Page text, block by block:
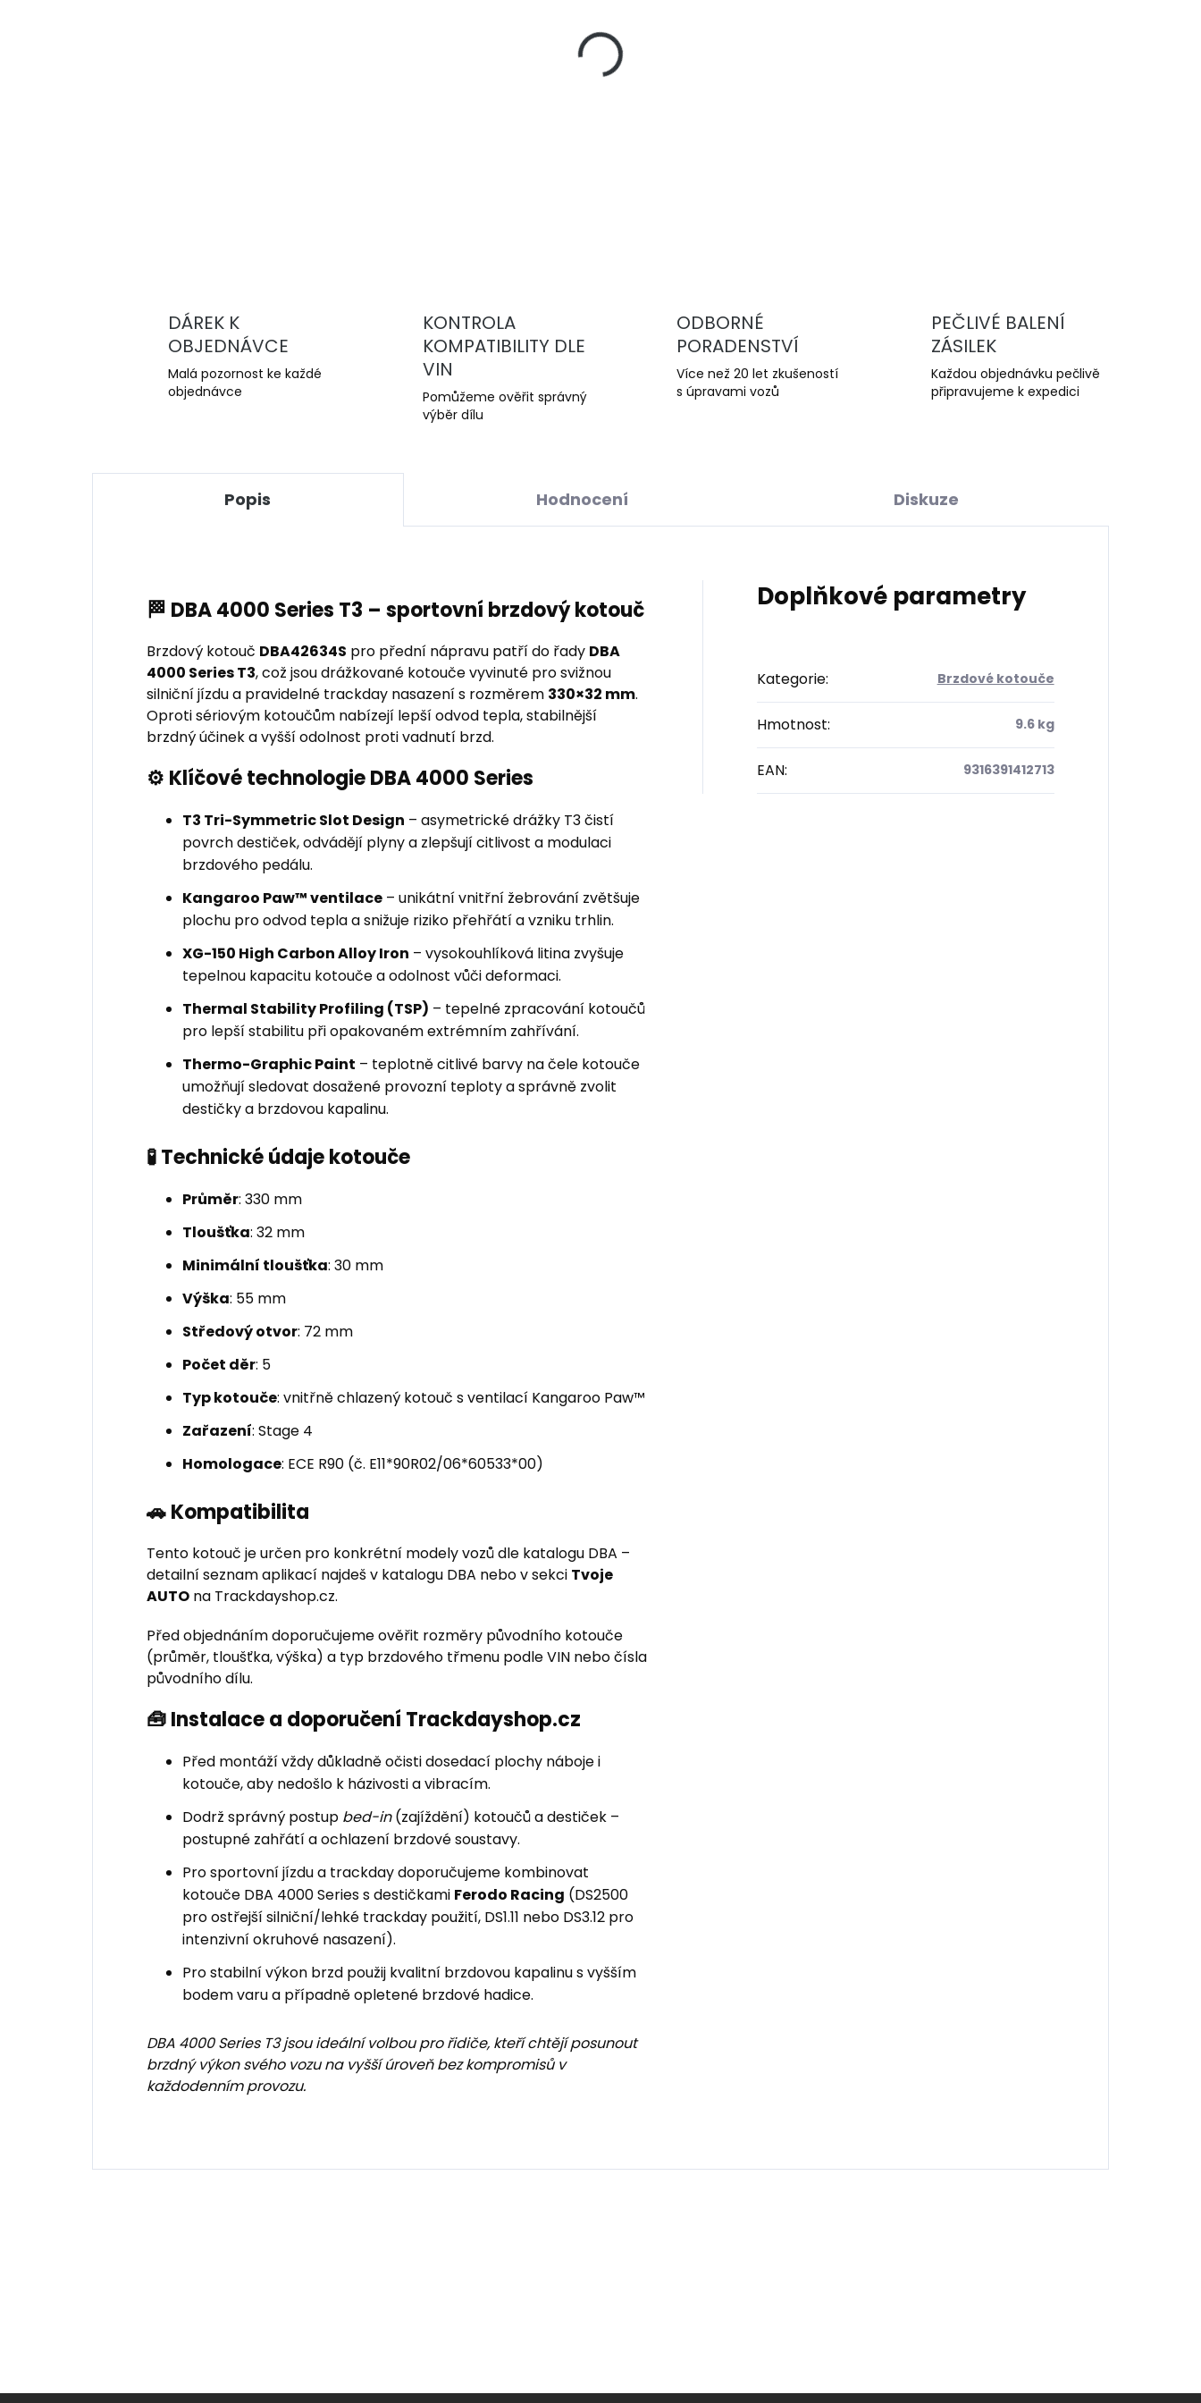
DÁREK K
OBJEDNÁVCE
Malá pozornost ke každé
objednávce
KONTROLA
KOMPATIBILITY DLE
VIN
Pomůžeme ověřit správný
výběr dílu
ODBORNÉ
PORADENSTVÍ
Více než 20 let zkušeností
s úpravami vozů
PEČLIVÉ BALENÍ
ZÁSILEK
Každou objednávku pečlivě
připravujeme k expedici
Popis Hodnocení Diskuze
🏁 DBA 4000 Series T3 – sportovní brzdový kotouč
Brzdový kotouč DBA42634S pro přední nápravu patří do řady DBA
4000 Series T3, což jsou drážkované kotouče vyvinuté pro svižnou
silniční jízdu a pravidelné trackday nasazení s rozměrem 330×32 mm.
Oproti sériovým kotoučům nabízejí lepší odvod tepla, stabilnější
brzdný účinek a vyšší odolnost proti vadnutí brzd.
⚙️ Klíčové technologie DBA 4000 Series
T3 Tri-Symmetric Slot Design – asymetrické drážky T3 čistí
povrch destiček, odvádějí plyny a zlepšují citlivost a modulaci
brzdového pedálu.
Kangaroo Paw™ ventilace – unikátní vnitřní žebrování zvětšuje
plochu pro odvod tepla a snižuje riziko přehřátí a vzniku trhlin.
XG-150 High Carbon Alloy Iron – vysokouhlíková litina zvyšuje
tepelnou kapacitu kotouče a odolnost vůči deformaci.
Thermal Stability Profiling (TSP) – tepelné zpracování kotoučů
pro lepší stabilitu při opakovaném extrémním zahřívání.
Thermo-Graphic Paint – teplotně citlivé barvy na čele kotouče
umožňují sledovat dosažené provozní teploty a správně zvolit
destičky a brzdovou kapalinu.
🧪 Technické údaje kotouče
Průměr: 330 mm
Tloušťka: 32 mm
Minimální tloušťka: 30 mm
Výška: 55 mm
Středový otvor: 72 mm
Počet děr: 5
Typ kotouče: vnitřně chlazený kotouč s ventilací Kangaroo Paw™
Zařazení: Stage 4
Homologace: ECE R90 (č. E11*90R02/06*60533*00)
🚗 Kompatibilita
Tento kotouč je určen pro konkrétní modely vozů dle katalogu DBA –
detailní seznam aplikací najdeš v katalogu DBA nebo v sekci Tvoje
AUTO na Trackdayshop.cz.
Před objednáním doporučujeme ověřit rozměry původního kotouče
(průměr, tloušťka, výška) a typ brzdového třmenu podle VIN nebo čísla
původního dílu.
🧰 Instalace a doporučení Trackdayshop.cz
Před montáží vždy důkladně očisti dosedací plochy náboje i
kotouče, aby nedošlo k házivosti a vibracím.
Dodrž správný postup bed-in(zajíždění) kotoučů a destiček –
postupné zahřátí a ochlazení brzdové soustavy.
Pro sportovní jízdu a trackday doporučujeme kombinovat
kotouče DBA 4000 Series s destičkami Ferodo Racing (DS2500
pro ostřejší silniční/lehké trackday použití, DS1.11 nebo DS3.12 pro
intenzivní okruhové nasazení).
Pro stabilní výkon brzd použij kvalitní brzdovou kapalinu s vyšším
bodem varu a případně opletené brzdové hadice.
DBA 4000 Series T3 jsou ideální volbou pro řidiče, kteří chtějí posunout
brzdný výkon svého vozu na vyšší úroveň bez kompromisů v
každodenním provozu.
Doplňkové parametry
Kategorie: Brzdové kotouče
Hmotnost: 9.6 kg
EAN: 9316391412713